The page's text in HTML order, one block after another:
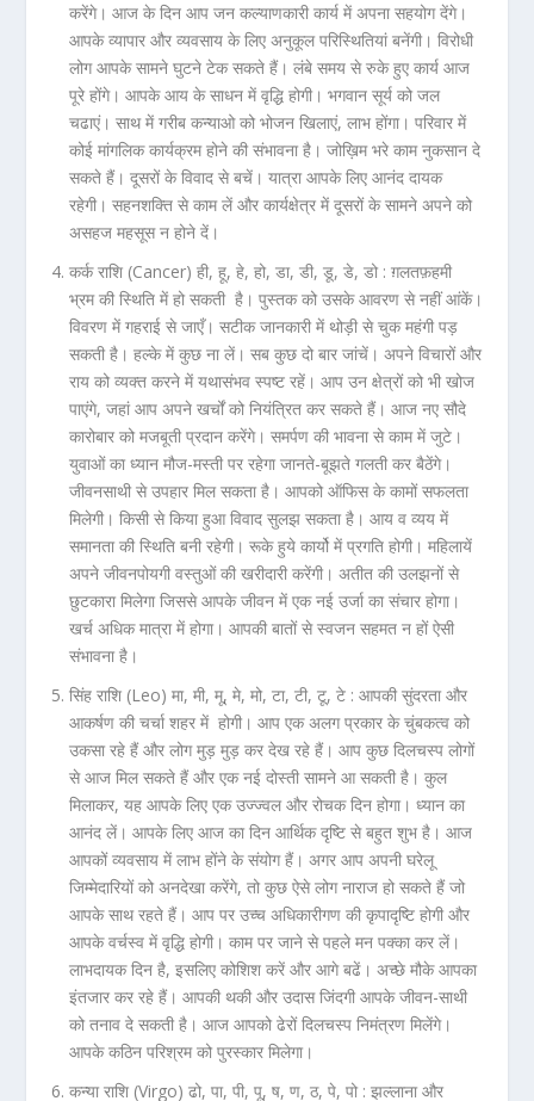
करेंगे। आज के दिन आप जन कल्याणकारी कार्य में अपना सहयोग देंगे।
आपके व्यापार और व्यवसाय के लिए अनुकूल परिस्थितियां बनेंगी। विरोधी
लोग आपके सामने घुटने टेक सकते हैं। लंबे समय से रुके हुए कार्य आज
पूरे होंगे। आपके आय के साधन में वृद्धि होगी। भगवान सूर्य को जल
चढाएं। साथ में गरीब कन्याओ को भोजन खिलाएं, लाभ होंगा। परिवार में
कोई मांगलिक कार्यक्रम होने की संभावना है। जोख़िम भरे काम नुकसान दे
सकते हैं। दूसरों के विवाद से बचें। यात्रा आपके लिए आनंद दायक
रहेगी। सहनशक्ति से काम लें और कार्यक्षेत्र में दूसरों के सामने अपने को
असहज महसूस न होने दें।
कर्क राशि (Cancer) ही, हू, हे, हो, डा, डी, डू, डे, डो :ग़लतफ़हमी
भ्रम की स्थिति में हो सकती है। पुस्तक को उसके आवरण से नहीं आंकें।
विवरण में गहराई से जाएँ। सटीक जानकारी में थोड़ी से चुक महंगी पड़
सकती है। हल्के में कुछ ना लें। सब कुछ दो बार जांचें। अपने विचारों और
राय को व्यक्त करने में यथासंभव स्पष्ट रहें। आप उन क्षेत्रों को भी खोज
पाएंगे, जहां आप अपने खर्चों को नियंत्रित कर सकते हैं। आज नए सौदे
कारोबार को मजबूती प्रदान करेंगे। समर्पण की भावना से काम में जुटे।
युवाओं का ध्यान मौज-मस्ती पर रहेगा जानते-बूझते गलती कर बैठेंगे।
जीवनसाथी से उपहार मिल सकता है। आपको ऑफिस के कामों सफलता
मिलेगी। किसी से किया हुआ विवाद सुलझ सकता है। आय व व्यय में
समानता की स्थिति बनी रहेगी। रूके हुये कार्यो में प्रगति होगी। महिलायें
अपने जीवनपोयगी वस्तुओं की खरीदारी करेंगी। अतीत की उलझनों से
छुटकारा मिलेगा जिससे आपके जीवन में एक नई उर्जा का संचार होगा।
खर्च अधिक मात्रा में होगा। आपकी बातों से स्वजन सहमत न हों ऐसी
संभावना है।
सिंह राशि (Leo) मा, मी, मू, मे, मो, टा, टी, टू, टे :आपकी सुंदरता और
आकर्षण की चर्चा शहर में होगी। आप एक अलग प्रकार के चुंबकत्व को
उकसा रहे हैं और लोग मुड़ मुड़ कर देख रहे हैं। आप कुछ दिलचस्प लोगों
से आज मिल सकते हैं और एक नई दोस्ती सामने आ सकती है। कुल
मिलाकर, यह आपके लिए एक उज्ज्वल और रोचक दिन होगा। ध्यान का
आनंद लें। आपके लिए आज का दिन आर्थिक दृष्टि से बहुत शुभ है। आज
आपकों व्यवसाय में लाभ होंने के संयोग हैं। अगर आप अपनी घरेलू
जिम्मेदारियों को अनदेखा करेंगे, तो कुछ ऐसे लोग नाराज हो सकते हैं जो
आपके साथ रहते हैं। आप पर उच्च अधिकारीगण की कृपादृष्टि होगी और
आपके वर्चस्व में वृद्धि होगी। काम पर जाने से पहले मन पक्का कर लें।
लाभदायक दिन है, इसलिए कोशिश करें और आगे बढें। अच्छे मौके आपका
इंतजार कर रहे हैं। आपकी थकी और उदास जिंदगी आपके जीवन-साथी
को तनाव दे सकती है। आज आपको ढेरों दिलचस्प निमंत्रण मिलेंगे।
आपके कठिन परिश्रम को पुरस्कार मिलेगा।
कन्या राशि (Virgo) ढो, पा, पी, पू, ष, ण, ठ, पे, पो :झल्लाना और